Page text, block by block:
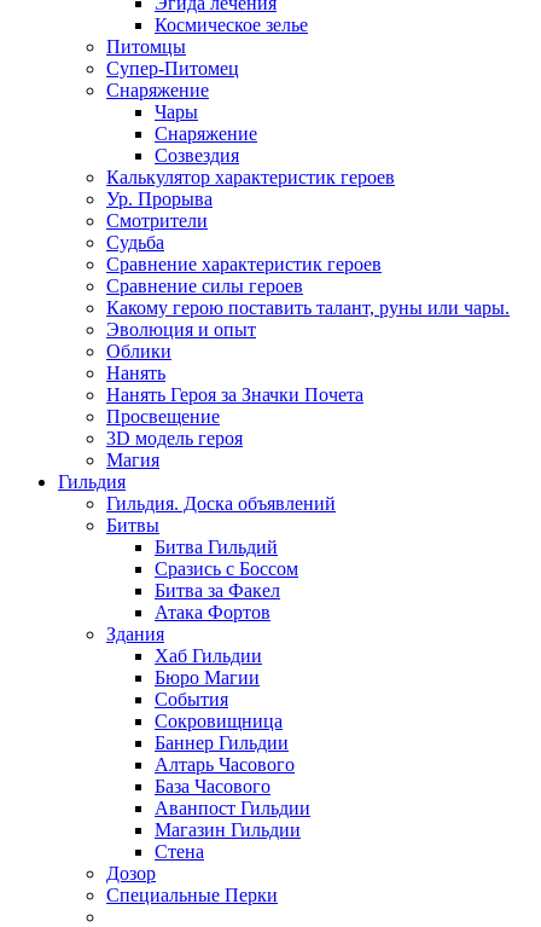
Космическое зелье
Питомцы
Супер-Питомец
Снаряжение
Чары
Снаряжение
Созвездия
Калькулятор характеристик героев
Ур. Прорыва
Смотрители
Судьба
Сравнение характеристик героев
Сравнение силы героев
Какому герою поставить талант, руны или чары.
Эволюция и опыт
Облики
Нанять
Нанять Героя за Значки Почета
Просвещение
3D модель героя
Магия
Гильдия
Гильдия. Доска объявлений
Битвы
Битва Гильдий
Сразись с Боссом
Битва за Факел
Атака Фортов
Здания
Хаб Гильдии
Бюро Магии
События
Сокровищница
Баннер Гильдии
Алтарь Часового
База Часового
Аванпост Гильдии
Магазин Гильдии
Стена
Дозор
Специальные Перки